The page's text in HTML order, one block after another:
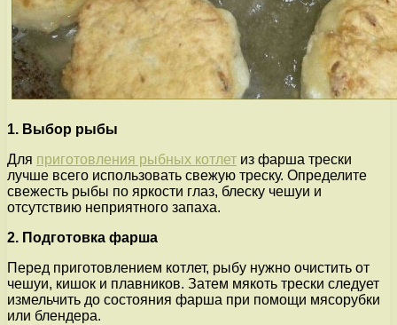
1. Выбор рыбы
Для приготовления рыбных котлет из фарша трески
лучше всего использовать свежую треску. Определите
свежесть рыбы по яркости глаз, блеску чешуи и
отсутствию неприятного запаха.
2. Подготовка фарша
Перед приготовлением котлет, рыбу нужно очистить от
чешуи, кишок и плавников. Затем мякоть трески следует
измельчить до состояния фарша при помощи мясорубки
или блендера.